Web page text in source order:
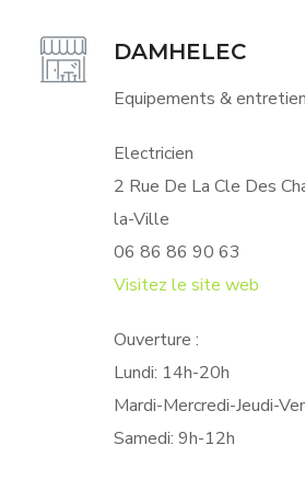
DAMHELEC
Equipements &
Electricien
2 Rue De La Cle Des
la-Ville
06 86 86 90 63
Visitez le site web
Ouverture :
Lundi: 14h-20h
Mardi-Mercredi-Jeudi-
Samedi: 9h-12h